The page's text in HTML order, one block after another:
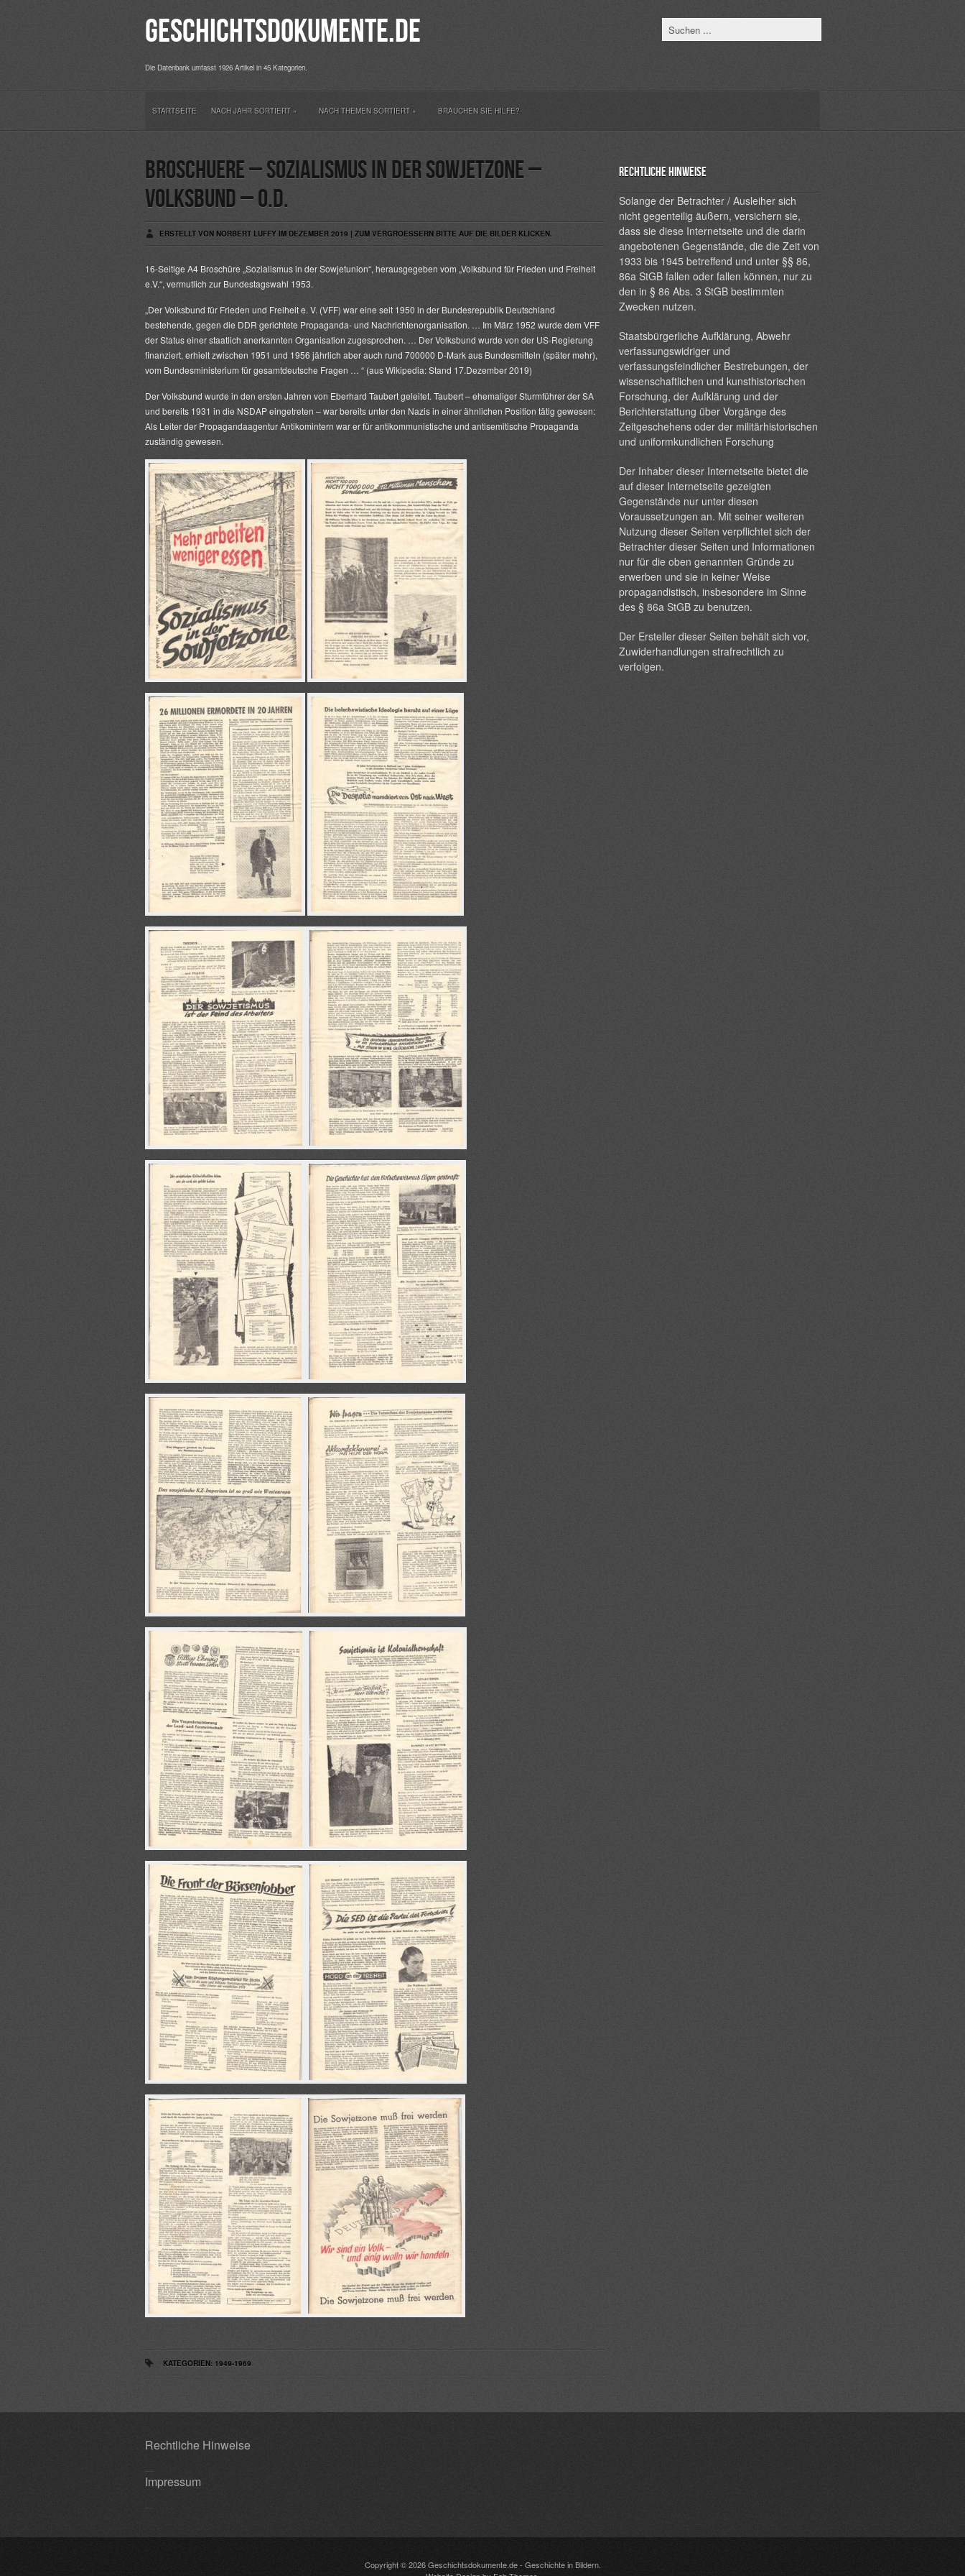
Geschichtsdokumente.de
Die Datenbank umfasst 1926 Artikel in 45 Kategorien.
STARTSEITE NACH JAHR SORTIERT» NACH THEMEN SORTIERT» BRAUCHEN SIE HILFE?
Broschuere – Sozialismus in der Sowjetzone –
Volksbund – o.D.
ERSTELLT VON NORBERT LUFFY IM DEZEMBER 2019 | ZUM VERGROESSERN BITTE AUF DIE BILDER KLICKEN.
16-Seitige A4 Broschüre „Sozialismus in der Sowjetunion“, herausgegeben vom „Volksbund für Frieden und Freiheit
e.V.“, vermutlich zur Bundestagswahl 1953.
„DerVolksbund für Frieden und Freiheit e. V. (VFF) war eine seit 1950 in der Bundesrepublik Deutschland
bestehende, gegen die DDR gerichtete Propaganda- und Nachrichtenorganisation. … Im März 1952 wurde dem VFF
der Status einer staatlich anerkannten Organisation zugesprochen. … Der Volksbund wurde von der US-Regierung
finanziert, erhielt zwischen 1951 und 1956 jährlich aber auch rund 700000 D-Mark aus Bundesmitteln (später mehr),
vom Bundesministerium für gesamtdeutsche Fragen … “ (aus Wikipedia: Stand 17.Dezember 2019)
Der Volksbund wurde in den ersten Jahren von Eberhard Taubert geleitet. Taubert – ehemaliger Sturmführer der SA
und bereits 1931 in die NSDAP eingetreten – war bereits unter den Nazis in einer ähnlichen Position tätig gewesen:
Als Leiter der Propagandaagentur Antikomintern war er für antikommunistische und antisemitische Propaganda
zuständig gewesen.
KATEGORIEN: 1949-1969
Rechtliche Hinweise
Solange der Betrachter / Ausleiher sich
nicht gegenteilig äußern, versichern sie,
dass sie diese Internetseite und die darin
angebotenen Gegenstände, die die Zeit von
1933 bis 1945 betreffend und unter §§ 86,
86a StGB fallen oder fallen können, nur zu
den in § 86 Abs. 3 StGB bestimmten
Zwecken nutzen.
Staatsbürgerliche Aufklärung, Abwehr
verfassungswidriger und
verfassungsfeindlicher Bestrebungen, der
wissenschaftlichen und kunsthistorischen
Forschung, der Aufklärung und der
Berichterstattung über Vorgänge des
Zeitgeschehens oder der militärhistorischen
und uniformkundlichen Forschung
Der Inhaber dieser Internetseite bietet die
auf dieser Internetseite gezeigten
Gegenstände nur unter diesen
Voraussetzungen an. Mit seiner weiteren
Nutzung dieser Seiten verpflichtet sich der
Betrachter dieser Seiten und Informationen
nur für die oben genannten Gründe zu
erwerben und sie in keiner Weise
propagandistisch, insbesondere im Sinne
des § 86a StGB zu benutzen.
Der Ersteller dieser Seiten behält sich vor,
Zuwiderhandlungen strafrechtlich zu
verfolgen.
Rechtliche Hinweise
Impressum
Copyright © 2026Geschichtsdokumente.de- Geschichte in Bildern.